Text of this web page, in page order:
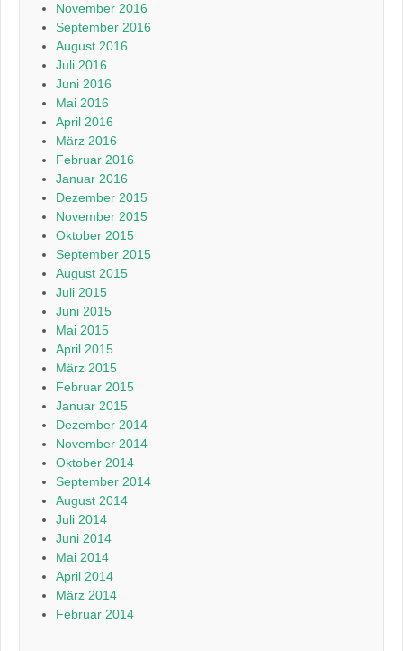
November 2016
September 2016
August 2016
Juli 2016
Juni 2016
Mai 2016
April 2016
März 2016
Februar 2016
Januar 2016
Dezember 2015
November 2015
Oktober 2015
September 2015
August 2015
Juli 2015
Juni 2015
Mai 2015
April 2015
März 2015
Februar 2015
Januar 2015
Dezember 2014
November 2014
Oktober 2014
September 2014
August 2014
Juli 2014
Juni 2014
Mai 2014
April 2014
März 2014
Februar 2014